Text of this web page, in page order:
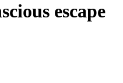
escape